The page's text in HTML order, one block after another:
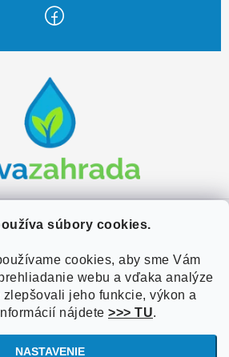
súbory cookies.
cookies, aby sme Vám
webu a vďaka analýze
jeho funkcie, výkon a
nájdete >>> TU.
NASTAVENIE